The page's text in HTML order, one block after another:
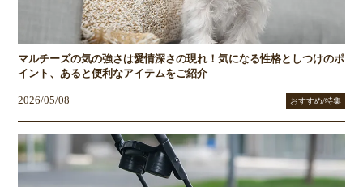
マルチーズの気の強さは愛情深さの現れ！気になる性格としつけのポ
イント、あると便利なアイテムをご紹介
2026/05/08 おすすめ/特集